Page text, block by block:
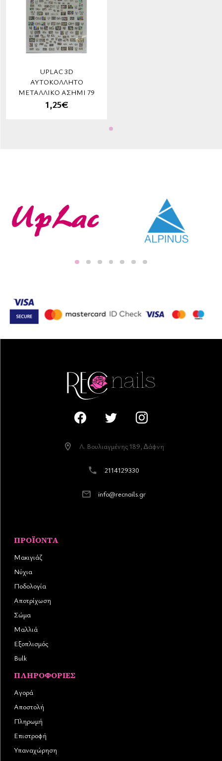
UPLAC 3D
ΑΥΤΟΚΌΛΛΗΤΟ
ΜΕΤΑΛΛΙΚΌ ΑΣΗΜΊ 79
1,25€
Λ. Βουλιαγµένης 189, ∆άφνη
2114129330
info@recnails.gr
ΠΡΟΪΌΝΤΑ
Μακιγιάζ
Νύχια
Ποδολογία
Αποτρίχωση
Σώμα
Μαλλιά
Εξοπλισμός
Bulk
ΠΛΗΡΟΦΟΡΊΕΣ
Αγορά
Αποστολή
Πληρωμή
Επιστροφή
Υπαναχώρηση